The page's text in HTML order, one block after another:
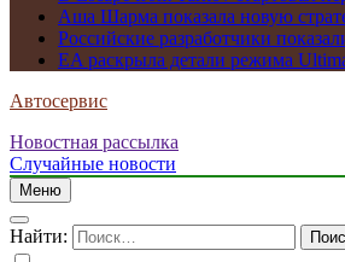
Аша Шарма показала новую
Российские разработчики
EA раскрыла детали режима
Автосервис
Новостная рассылка
Случайные новости
Меню
Найти: